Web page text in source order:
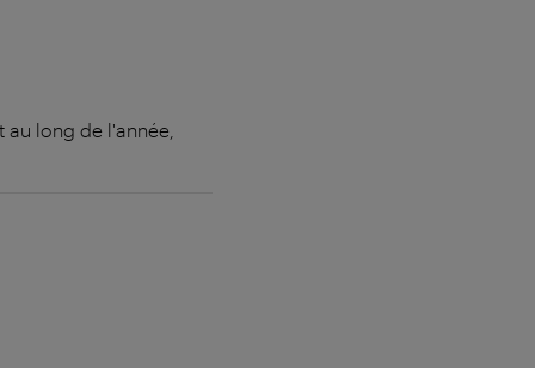
long de l'année,